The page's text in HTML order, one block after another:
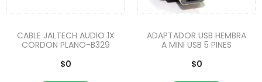
CABLE JALTECH AUDIO 1X
CORDON PLANO-B329
$0
ADAPTADOR USB HEMBRA
A MINI USB 5 PINES
$0